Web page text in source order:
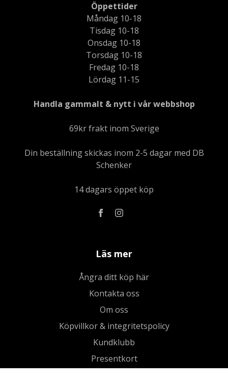
Öppettider
Måndag 10-18
Tisdag 10-18
Onsdag 10-18
Torsdag 10-18
Fredag 10-18
Lördag 11-15
Handla gammalt & nytt i vår webbshop
69kr frakt inom Sverige
Din beställning skickas inom 2-5 dagar med DB
Schenker
14 dagars öppet köp
Läs mer
Ångra ditt köp här
Kontakta oss
Om oss
Köpvillkor & integritetspolicy
Kundklubb
Presentkort